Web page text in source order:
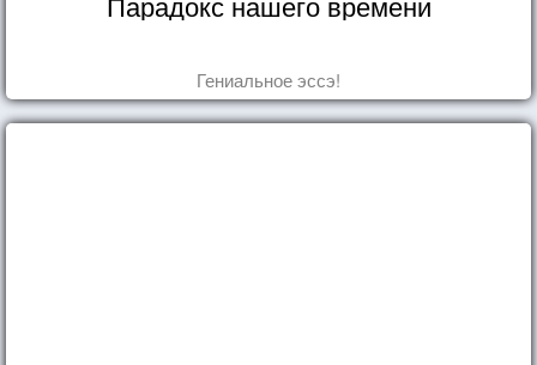
Гениальное эссэ!